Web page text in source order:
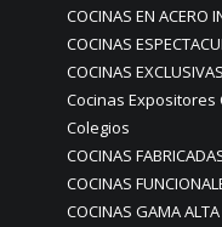
COCINAS EN ACERO
COCINAS
COCINAS
Cocinas
Colegios
COCINAS
COCINAS
COCINAS GAMA